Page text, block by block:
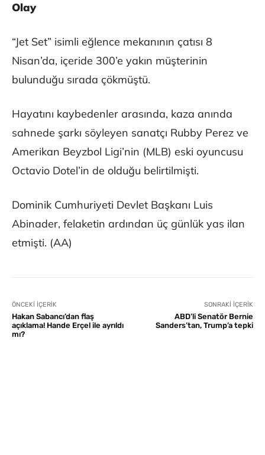
Olay
“Jet Set” isimli eğlence mekanının çatısı 8
Nisan’da, içeride 300’e yakın müşterinin
bulunduğu sırada çökmüştü.
Hayatını kaybedenler arasında, kaza anında
sahnede şarkı söyleyen sanatçı Rubby Perez ve
Amerikan Beyzbol Ligi’nin (MLB) eski oyuncusu
Octavio Dotel’in de olduğu belirtilmişti.
Dominik Cumhuriyeti Devlet Başkanı Luis
Abinader, felaketin ardından üç günlük yas ilan
etmişti. (AA)
ÖNCEKI İÇERIK
Hakan Sabancı’dan flaş
açıklama! Hande Erçel ile ayrıldı
mı?
SONRAKI İÇERIK
ABD’li Senatör Bernie
Sanders’tan, Trump’a tepki